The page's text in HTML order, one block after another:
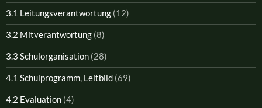
3.1 Leitungsverantwortung (12)
3.2 Mitverantwortung (8)
3.3 Schulorganisation (28)
4.1 Schulprogramm, Leitbild (69)
4.2 Evaluation (4)